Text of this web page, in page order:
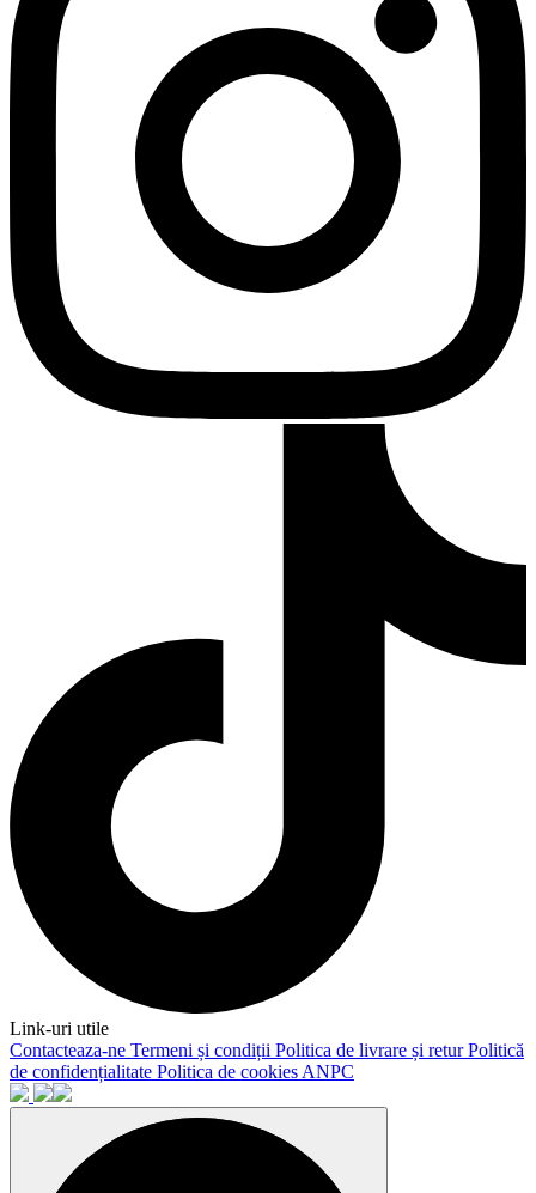
Link-uri utile
Contacteaza-ne Termeni și condiții Politica de livrare și returPolitică
de confidențialitate Politica de cookies ANPC